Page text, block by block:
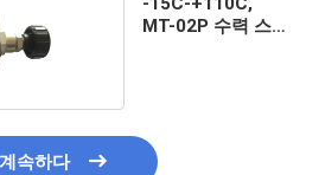
MT-02P 수력 스
계속하다